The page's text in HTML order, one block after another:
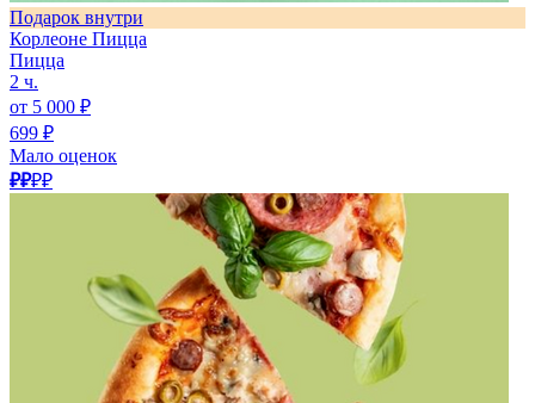
Подарок внутри
Корлеоне Пицца
Пицца
2 ч.
от 5 000 ₽
699 ₽
Мало оценок
₽₽₽₽